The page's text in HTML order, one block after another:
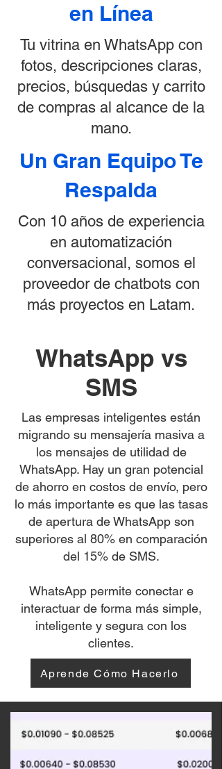
en Línea
Tu vitrina en WhatsApp con
fotos, descripciones claras,
precios, búsquedas y carrito
de compras al alcance de la
mano.
Un Gran Equipo Te
Respalda
Con 10 años de experiencia
en automatización
conversacional, somos el
proveedor de chatbots con
más proyectos en Latam.
WhatsApp vs
SMS
Las empresas inteligentes están
migrando su mensajería masiva a
los mensajes de utilidad de
WhatsApp. Hay un gran potencial
de ahorro en costos de envío, pero
lo más importante es que las tasas
de apertura de WhatsApp son
superiores al 80% en comparación
del 15% de SMS.
WhatsApp permite conectar e
interactuar de forma más simple,
inteligente y segura con los
clientes.
Aprende Cómo Hacerlo